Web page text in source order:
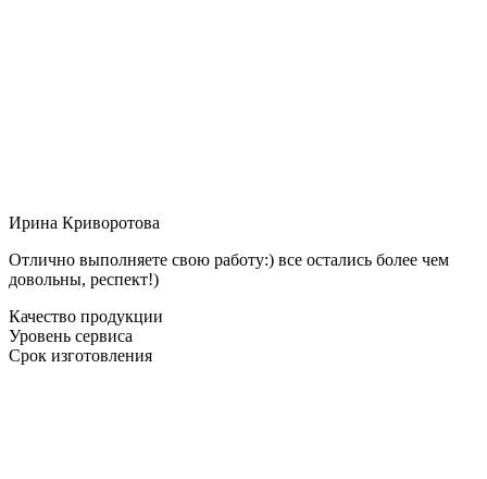
Ирина Криворотова
Отлично выполняете свою работу:) все остались более чем
довольны, респект!)
Качество продукции
Уровень сервиса
Срок изготовления